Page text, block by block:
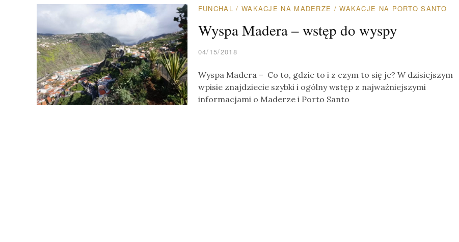
FUNCHAL / WAKACJE NA MADERZE /WAKACJE NA PORTO SANTO
Wyspa Madera – wstęp do wyspy
04/15/2018
Wyspa Madera – Co to, gdzie to i z czym to się je? W dzisiejszym
wpisie znajdziecie szybki i ogólny wstęp z najważniejszymi
informacjami o Maderze i Porto Santo